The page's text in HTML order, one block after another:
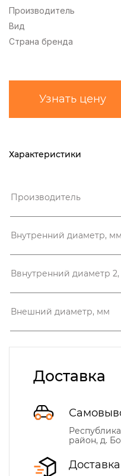
Производитель
Вид
Страна бренда
Узнать цену
Характеристики
Производитель
Внутренний диаметр, мм
Ввнутренний диаметр
Внешний диаметр, мм
Доставка
район, д.